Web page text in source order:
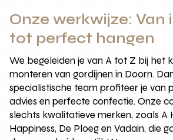
Onze werkwijze: Van
tot perfect hangen
We begeleiden je van A tot Z bij het
monteren van gordijnen in Doorn.
specialistische team profiteer je van
advies en perfecte confectie. Onze
slechts kwalitatieve merken, zoals A
Happiness, De Ploeg en Vadain, die